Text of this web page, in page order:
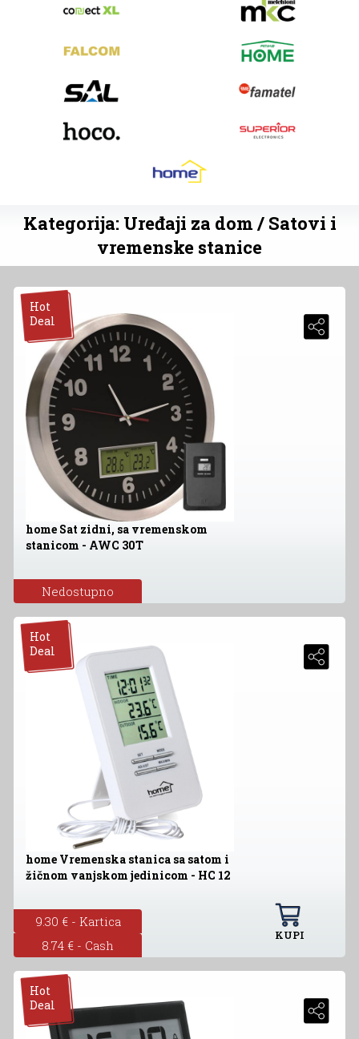
Kategorija: Uređaji za dom / Satovi i
vremenske stanice
Hot
Deal
home Sat zidni, sa vremenskom
stanicom - AWC 30T
Nedostupno
Hot
Deal
home Vremenska stanica sa satom i
žičnom vanjskom jedinicom - HC 12
9.30 € - Kartica
8.74 € - Cash
KUPI
Hot
Deal